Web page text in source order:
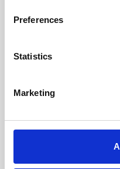
Preferences
Statistics
Marketing
Cada